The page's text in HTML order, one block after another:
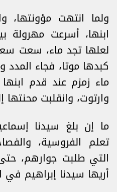
ولما انتهت
ابنها، أسرعت مهرولة
لعلها تجد ماء، سعت
كبدها موتا، فجاء المدد
ماء زمزم عند قدم
وارتوت، وانقلبت محنتها
ما إن بلغ سيدنا
تعلم الفروسية،
التي طلبت جوارهم، حتى
أريها سيدنا إبراهيم في